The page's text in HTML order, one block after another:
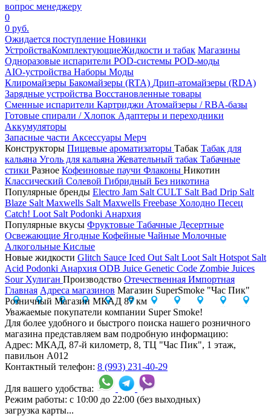
вопрос менеджеру
0
0 руб.
Ожидается поступление Новинки
УстройстваКомплектующиеЖидкости и табак Магазины
Одноразовые испарители POD-системы POD-моды
AIO-устройства Наборы Моды
Клиромайзеры Бакомайзеры (RTA) Дрип-атомайзеры (RDA)
Зарядные устройства Восстановленные товары
Сменные испарители Картриджи Атомайзеры / RBA-базы
Готовые спирали / Хлопок Адаптеры и переходники
Аккумуляторы
Запасные части Аксессуары Мерч
Конструкторы Пищевые ароматизаторы Табак Табак для
кальяна Уголь для кальяна Жевательный табак Табачные
стики Разное Кофеиновые паучи Флаконы Никотин
Классический Солевой Гибридный Без никотина
Популярные бренды Electro Jam Salt CULT Salt Bad Drip Salt
Blaze Salt Maxwells Salt Maxwells Freebase Холодно Песец
Catch! Loot Salt Podonki Анархия
Популярные вкусы Фруктовые Табачные Десертные
Освежающие Ягодные Кофейные Чайные Молочные
Алкогольные Кислые
Новые жидкости Glitch Sauce Iced Out Salt Loot Salt Hotspot Salt
Acid Podonki Анархия ODB Juice Genetic Code Zombie Juices
Sour Хулиган Производство Отечественная Импортная
Главная Адреса магазинов Магазин SuperSmoke "Час Пик"
Розничный Магазин МКАД 87 км
Уважаемые покупатели компании Super Smoke!
Для более удобного и быстрого поиска нашего розничного
магазина представляем вам подробную информацию:
Адрес: МКАД, 87-й километр, 8, ТЦ "Час Пик", 1 этаж,
павильон А012
Контактный телефон: 8 (993) 231-40-29
Для вашего удобства:
Режим работы: с 10:00 до 22:00 (без выходных)
загрузка карты...